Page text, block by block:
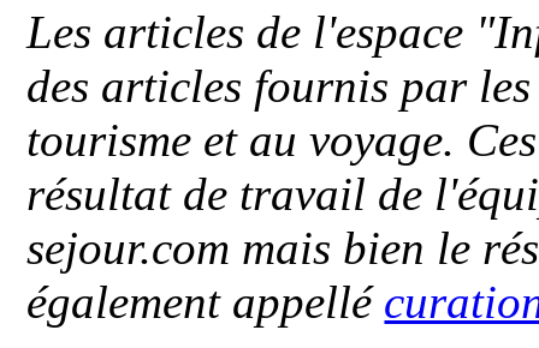
Les articles de l'espace
des articles fournis par
tourisme et au voyage.
résultat de travail de
sejour.com mais bien le
également appellé